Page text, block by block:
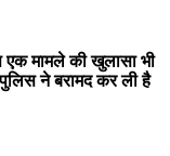
एक मामले की खुलासा भी
ने बरामद कर ली है